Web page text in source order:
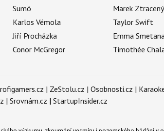
Sumó
Karlos Vémola
Jiří Procházka
Conor McGregor
Marek Ztracený
Taylor Swift
Emma
Timothée
| ZeStolu.cz | Osobnosti.cz |
| Srovnám.cz | StartupInsider.cz